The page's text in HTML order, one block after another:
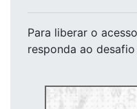
Para liberar o acesso
responda ao